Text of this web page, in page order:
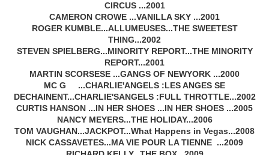
CIRCUS ...2001
CAMERON CROWE ...VANILLA SKY ...2001
ROGER KUMBLE...ALLUMEUSES...THE SWEETEST
THING...2002
STEVEN SPIELBERG...MINORITY REPORT...THE MINORITY
REPORT...2001
MARTIN SCORSESE ...GANGS OF NEWYORK ...2000
MC G ...CHARLIE'ANGELS :LES ANGES SE
DECHAINENT...CHARLIE'SANGELS :FULL THROTTLE...2002
CURTIS HANSON ...IN HER SHOES ...IN HER SHOES ...2005
NANCY MEYERS...THE HOLIDAY...2006
TOM VAUGHAN...JACKPOT...What Happens in Vegas...2008
NICK CASSAVETES...MA VIE POUR LA TIENNE ...2009